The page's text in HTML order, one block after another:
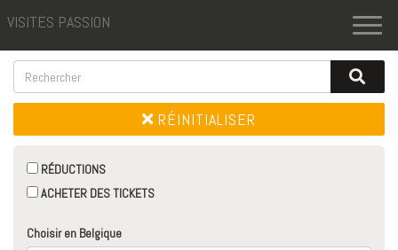
VISITES PASSION
RÉINITIALISER
RÉDUCTIONS
ACHETER DES TICKETS
Choisir en Belgique